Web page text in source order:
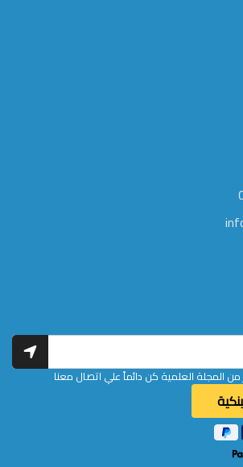
العلمي
دقائق
من المجلة العلمية كن دائماً علي اتصال معنا